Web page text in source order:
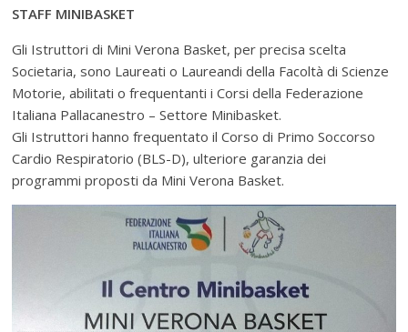
STAFF MINIBASKET
Gli Istruttori di Mini Verona Basket, per precisa scelta
Societaria, sono Laureati o Laureandi della Facoltà di Scienze
Motorie, abilitati o frequentanti i Corsi della Federazione
Italiana Pallacanestro – Settore Minibasket.
Gli Istruttori hanno frequentato il Corso di Primo Soccorso
Cardio Respiratorio (BLS-D), ulteriore garanzia dei
programmi proposti da Mini Verona Basket.